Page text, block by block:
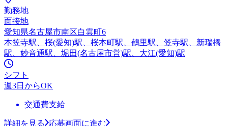
勤務地
面接地
愛知県名古屋市南区白雲町6
本笠寺駅、桜(愛知)駅、桜本町駅、鶴里駅、笠寺駅、新瑞橋
駅、妙音通駅、堀田(名古屋市営)駅、大江(愛知)駅
シフト
週3日からOK
交通費支給
詳細を見る
応募画面に進む